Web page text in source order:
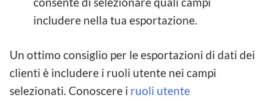
includere nella tua esportazione.
Un ottimo consiglio per le esportazioni di dati dei
clienti è includere i ruoli utente nei campi
selezionati. Conoscere i ruoli utente